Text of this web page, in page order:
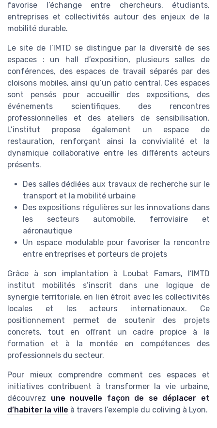
favorise l’échange entre chercheurs, étudiants,
entreprises et collectivités autour des enjeux de la
mobilité durable.
Le site de l’IMTD se distingue par la diversité de ses
espaces : un hall d’exposition, plusieurs salles de
conférences, des espaces de travail séparés par des
cloisons mobiles, ainsi qu’un patio central. Ces espaces
sont pensés pour accueillir des expositions, des
événements scientifiques, des rencontres
professionnelles et des ateliers de sensibilisation.
L’institut propose également un espace de
restauration, renforçant ainsi la convivialité et la
dynamique collaborative entre les différents acteurs
présents.
Des salles dédiées aux travaux de recherche sur le
transport et la mobilité urbaine
Des expositions régulières sur les innovations dans
les secteurs automobile, ferroviaire et
aéronautique
Un espace modulable pour favoriser la rencontre
entre entreprises et porteurs de projets
Grâce à son implantation à Loubat Famars, l’IMTD
institut mobilités s’inscrit dans une logique de
synergie territoriale, en lien étroit avec les collectivités
locales et les acteurs internationaux. Ce
positionnement permet de soutenir des projets
concrets, tout en offrant un cadre propice à la
formation et à la montée en compétences des
professionnels du secteur.
Pour mieux comprendre comment ces espaces et
initiatives contribuent à transformer la vie urbaine,
découvrez une nouvelle façon de se déplacer et
d’habiter la ville à travers l’exemple du coliving à Lyon.